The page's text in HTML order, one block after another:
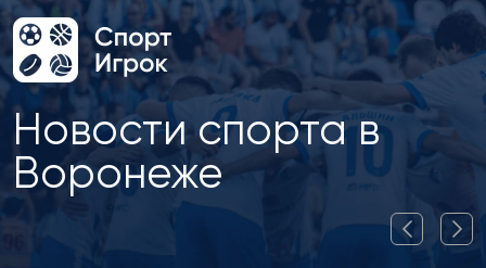
Новости спорта в
Воронеже